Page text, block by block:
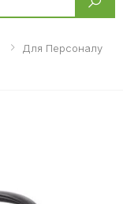
Для Персоналу